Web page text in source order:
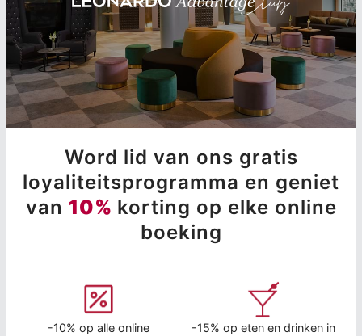
Word lid van ons gratis
loyaliteitsprogramma en geniet
van 10% korting op elke online
boeking
-10% op alle online
-15% op eten en drinken in